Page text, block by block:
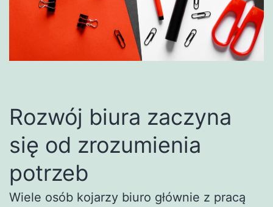
Rozwój biura zaczyna
się od zrozumienia
potrzeb
Wiele osób kojarzy biuro głównie z pracą